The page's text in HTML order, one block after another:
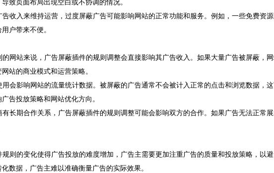
致页面布局出现空白或不协调的情况。
收入来维持运营，过度屏蔽广告可能影响网站的正常功能和服务。例如，一些免费资
户带来不便。
网站来说，广告屏蔽插件的规则调整会直接影响其广告收入。如果大量广告被屏蔽，
站的商业模式和运营策略。
会影响网站的流量统计数据。被屏蔽的广告通常不会被计入正常的点击和浏览数据，
告投放策略和网站优化方向。
长期合作关系，广告屏蔽插件的规则调整可能会影响双方的合作。如果广告无法正常
则的变化使得广告投放的难度增加，广告主需要更加注重广告的质量和投放策略，以
数据，广告主难以准确衡量广告的实际效果。